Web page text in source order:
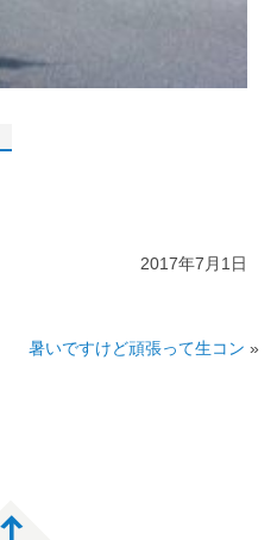
2017年7月1日
暑いですけど頑張って生コン »